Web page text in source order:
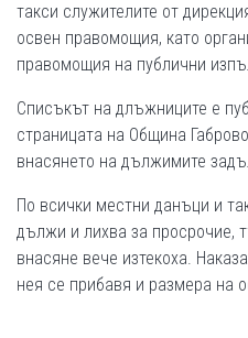
такси служителите от
освен правомощия, като
правомощия на публични
Списъкът на длъжниците е
страницата на Община
внасянето на дължимите
По всички местни данъци и
дължи и лихва за просрочие,
внасяне вече изтекоха.
нея се прибавя и размера на